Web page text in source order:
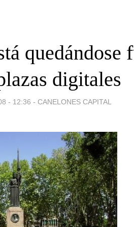
quedándose
digitales
- 12:36 - CANELONES CAPITAL